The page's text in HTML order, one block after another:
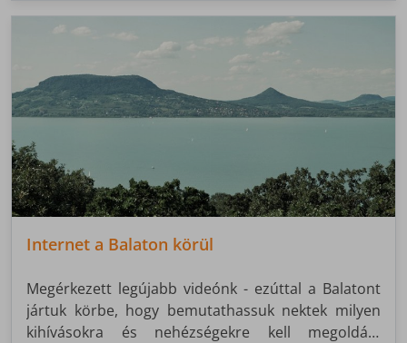
Internet a Balaton körül
Megérkezett legújabb videónk - ezúttal a Balatont
jártuk körbe, hogy bemutathassuk nektek milyen
kihívásokra és nehézségekre kell megoldást